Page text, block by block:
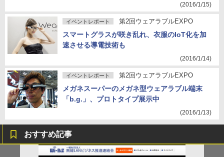
(2016/1/15)
イベントレポート 第2回ウェアラブルEXPO
スマートグラスが咲き乱れ、衣服のIoT化を加
速させる導電技術も
(2016/1/14)
イベントレポート 第2回ウェアラブルEXPO
メガネスーパーのメガネ型ウェアラブル端末
「b.g.」、プロトタイプ展示中
(2016/1/13)
おすすめ記事